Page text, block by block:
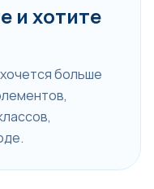
и хотите
больше